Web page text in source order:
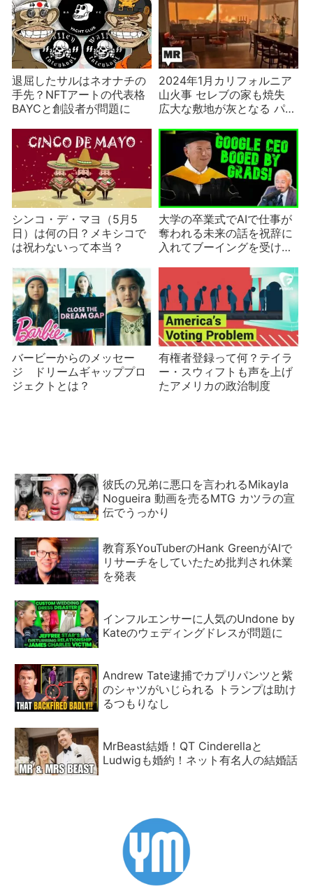
退屈したサルはネオナチの
手先？NFTアートの代表格
BAYCと創設者が問題に
2024年1月カリフォルニア
山火事 セレブの家も焼失
広大な敷地が灰となる パリ
ー・ホプキンスも
シンコ・デ・マヨ（5月5
日）は何の日？メキシコで
は祝わないって本当？
大学の卒業式でAIで仕事が
奪われる未来の話を祝辞に
入れてブーイングを受ける
バービーからのメッセー
ジ ドリームギャッププロ
ジェクトとは？
有権者登録って何？テイラ
ー・スウィフトも声を上げ
たアメリカの政治制度
彼氏の兄弟に悪口を言われるMikayla
Nogueira 動画を売るMTG カツラの宣
伝でうっかり
教育系YouTuberのHank GreenがAIで
リサーチをしていたため批判され休業
を発表
インフルエンサーに人気のUndone by
Kateのウェディングドレスが問題に
Andrew Tate逮捕でカプリパンツと紫
のシャツがいじられる トランプは助け
るつもりなし
MrBeast結婚！QT Cinderellaと
Ludwigも婚約！ネット有名人の結婚話